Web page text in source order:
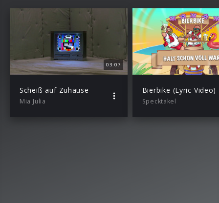
03:07
Scheiß auf Zuhause
Mia Julia
Bierbike (Lyric Video)
Specktakel